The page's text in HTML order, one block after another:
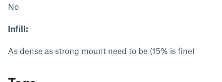
No
Infill:
As dense as strong mount need to be (15% is fine)